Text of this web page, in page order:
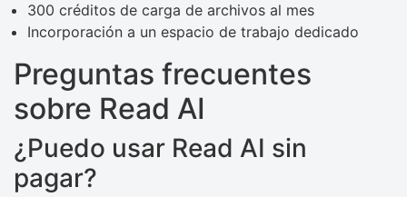
300 créditos de carga de archivos al mes
Incorporación a un espacio de trabajo dedicado
Preguntas frecuentes
sobre Read AI
¿Puedo usar Read AI sin
pagar?